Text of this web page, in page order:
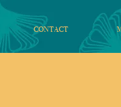
CONTACT